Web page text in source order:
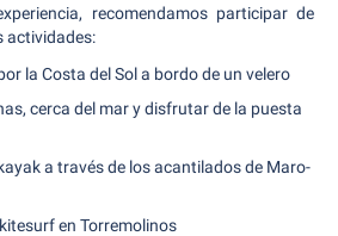
recomendamos participar de
actividades:
la Costa del Sol a bordo de un velero
cerca del mar y disfrutar de la puesta
a través de los acantilados de Maro-
en Torremolinos